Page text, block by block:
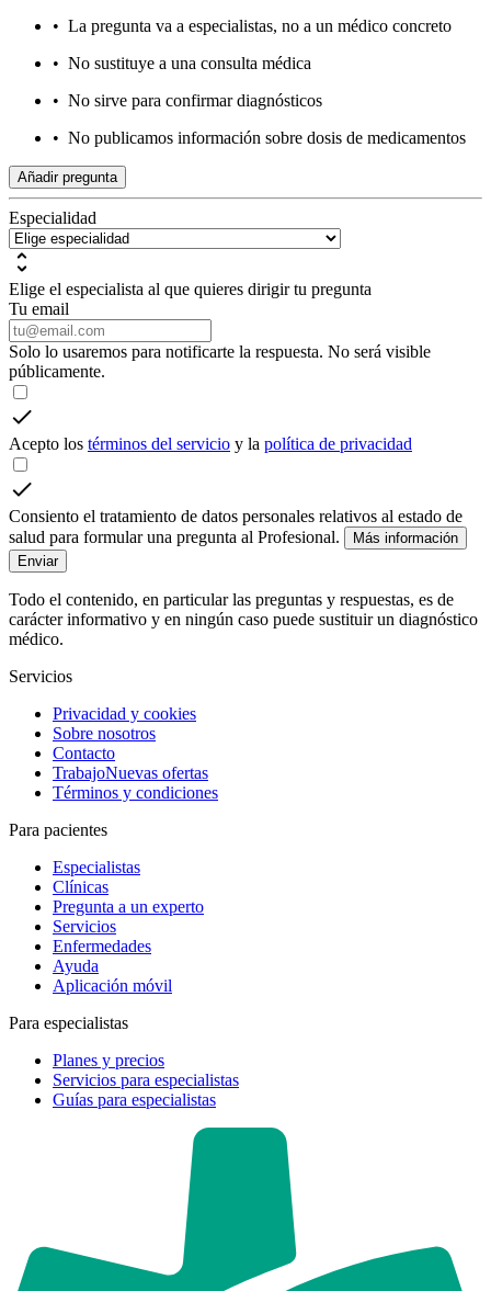
• La pregunta va a especialistas, no a un médico concreto
• No sustituye a una consulta médica
• No sirve para confirmar diagnósticos
• No publicamos información sobre dosis de medicamentos
Añadir pregunta
Especialidad
Elige el especialista al que quieres dirigir tu pregunta
Tu email
Solo lo usaremos para notificarte la respuesta. No será visible
públicamente.
Acepto los términos del servicio y la política de privacidad
Consiento el tratamiento de datos personales relativos al estado de
salud para formular una pregunta al Profesional.
Más información
Enviar
Todo el contenido, en particular las preguntas y respuestas, es de
carácter informativo y en ningún caso puede sustituir un diagnóstico
médico.
Servicios
Privacidad y cookies
Sobre nosotros
Contacto
TrabajoNuevas ofertas
Términos y condiciones
Para pacientes
Especialistas
Clínicas
Pregunta a un experto
Servicios
Enfermedades
Ayuda
Aplicación móvil
Para especialistas
Planes y precios
Servicios para especialistas
Guías para especialistas